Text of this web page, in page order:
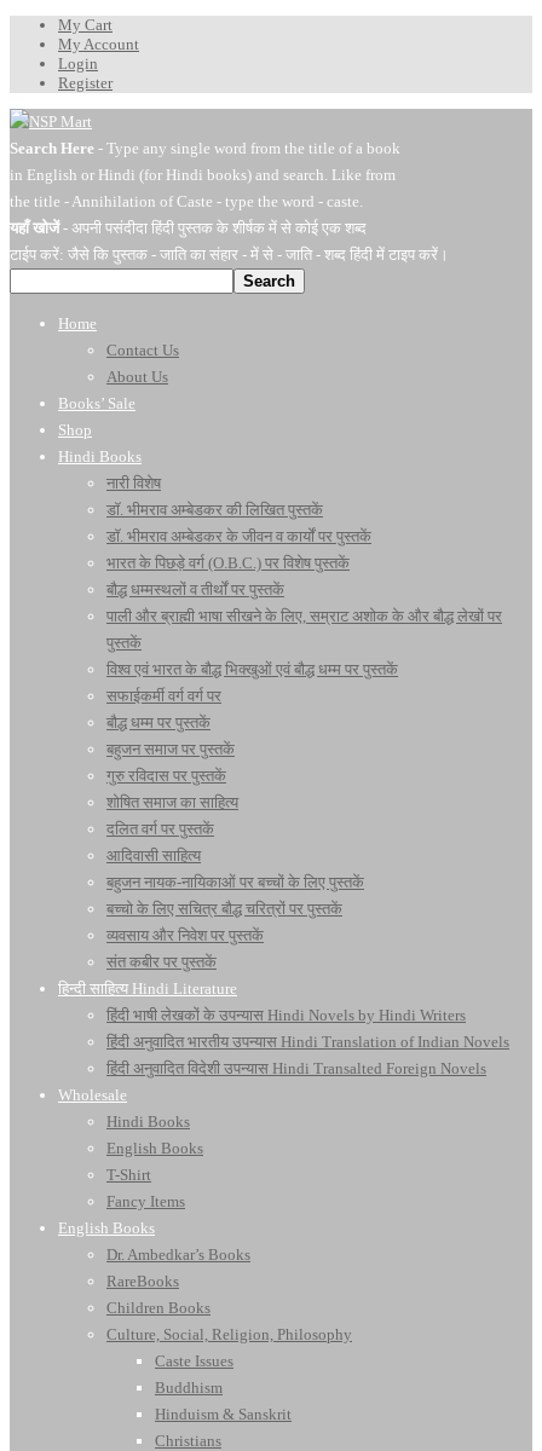
My Cart
My Account
Login
Register
Search Here - Type any single word from the title of a book
in English or Hindi (for Hindi books) and search. Like from
the title - Annihilation of Caste - type the word - caste.
यहाँ खोजें- अपनी पसंदीदा हिंदी पुस्तक के शीर्षक में से कोई एक शब्द
टाईप करें: जैसे कि पुस्तक - जाति का संहार - में से - जाति - शब्द हिंदी में टाइप करें।
Search
Home
Contact Us
About Us
Books’ Sale
Shop
Hindi Books
नारी विशेष
डॉ. भीमराव अम्बेडकर की लिखित पुस्तकें
डॉ. भीमराव अम्बेडकर के जीवन व कार्यों पर पुस्तकें
भारत के पिछड़े वर्ग (O.B.C.) पर विशेष पुस्तकें
बौद्ध धम्मस्थलों व तीर्थों पर पुस्तकें
पाली और ब्राह्मी भाषा सीखने के लिए, सम्राट अशोक के और बौद्ध लेखों पर
पुस्तकें
विश्व एवं भारत के बौद्ध भिक्खुओं एवं बौद्ध धम्म पर पुस्तकें
सफाईकर्मी वर्ग वर्ग पर
बौद्ध धम्म पर पुस्तकें
बहुजन समाज पर पुस्तकें
गुरु रविदास पर पुस्तकें
शोषित समाज का साहित्य
दलित वर्ग पर पुस्तकें
आदिवासी साहित्य
बहुजन नायक-नायिकाओं पर बच्चों के लिए पुस्तकें
बच्चो के लिए सचित्र बौद्ध चरित्रों पर पुस्तकें
व्यवसाय और निवेश पर पुस्तकें
संत कबीर पर पुस्तकें
हिन्दी साहित्य Hindi Literature
हिंदी भाषी लेखकों के उपन्यास Hindi Novels by Hindi Writers
हिंदी अनुवादित भारतीय उपन्यास Hindi Translation of Indian Novels
हिंदी अनुवादित विदेशी उपन्यास Hindi Transalted Foreign Novels
Wholesale
Hindi Books
English Books
T-Shirt
Fancy Items
English Books
Dr. Ambedkar’s Books
RareBooks
Children Books
Culture, Social, Religion, Philosophy
Caste Issues
Buddhism
Hinduism & Sanskrit
Christians